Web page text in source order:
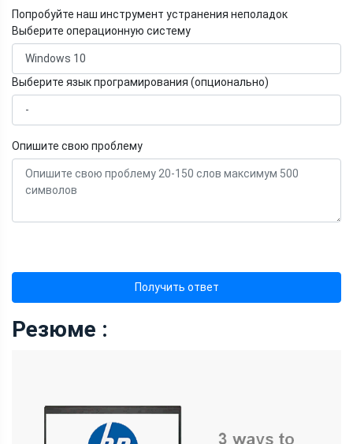
Попробуйте наш инструмент устранения неполадок
Выберите операционную систему
Выберите язык програмирования (опционально)
Опишите свою проблему
Получить ответ
Резюме :